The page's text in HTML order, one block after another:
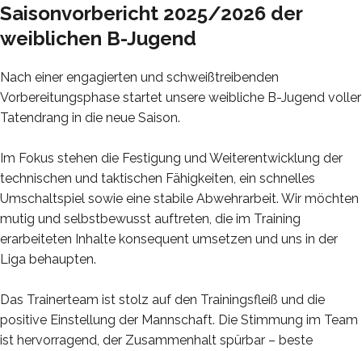
Saisonvorbericht 2025/2026 der
weiblichen B-Jugend
Nach einer engagierten und schweißtreibenden
Vorbereitungsphase startet unsere weibliche B-Jugend voller
Tatendrang in die neue Saison.
Im Fokus stehen die Festigung und Weiterentwicklung der
technischen und taktischen Fähigkeiten, ein schnelles
Umschaltspiel sowie eine stabile Abwehrarbeit. Wir möchten
mutig und selbstbewusst auftreten, die im Training
erarbeiteten Inhalte konsequent umsetzen und uns in der
Liga behaupten.
Das Trainerteam ist stolz auf den Trainingsfleiß und die
positive Einstellung der Mannschaft. Die Stimmung im Team
ist hervorragend, der Zusammenhalt spürbar – beste